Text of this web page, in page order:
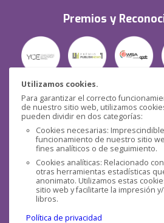
Utilizamos cookies.
Para garantizar el correcto
de nuestro sitio web, utilizamos
pueden dividir en dos categorías:
Cookies necesarias:
funcionamiento de nuestro sitio
fines analíticos o de seguimiento.
Cookies analíticas: Relacionado
otras herramientas estadísticas
anonimato. Utilizamos estas
sitio web y facilitarte la impresión
libros.
Política de privacidad
Premios y
Seguridad
Redes